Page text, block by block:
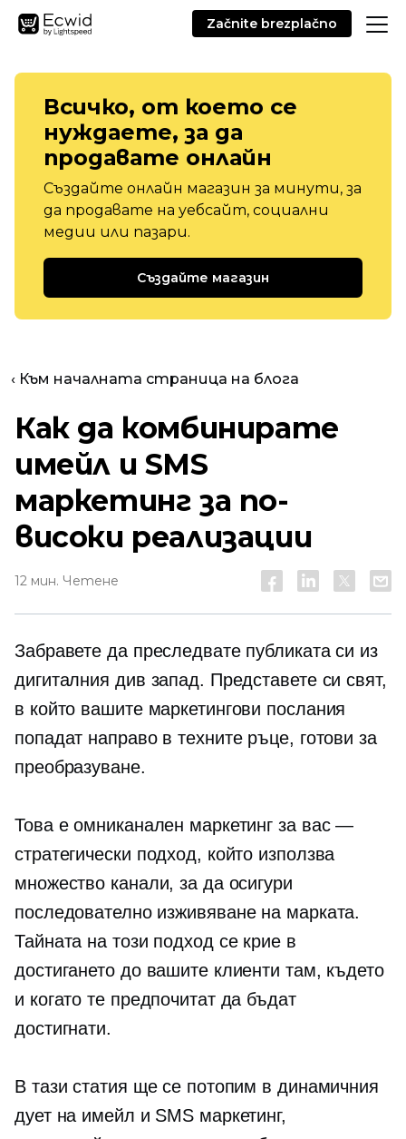
Začnite brezplačno
Всичко, от което се
нуждаете, за да
продавате онлайн
Създайте онлайн магазин за минути, за
да продавате на уебсайт, социални
медии или пазари.
Създайте магазин
‹ Към началната страница на блога
Как да комбинирате
имейл и SMS
маркетинг за по-
високи реализации
12 мин. Четене
Забравете да преследвате публиката си из
дигиталния див запад. Представете си свят,
в който вашите маркетингови послания
попадат направо в техните ръце, готови за
преобразуване.
Това е омниканален маркетинг за вас —
стратегически подход, който използва
множество канали, за да осигури
последователно изживяване на марката.
Тайната на този подход се крие в
достигането до вашите клиенти там, където
и когато те предпочитат да бъдат
достигнати.
В тази статия ще се потопим в динамичния
дует на имейл и SMS маркетинг,